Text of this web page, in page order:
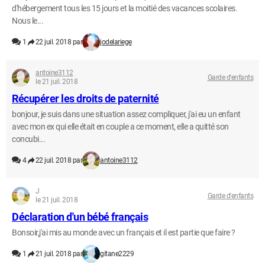
d'hébergement tous les 15 jours et la moitié des vacances scolaires.
Nous le...
1 22 juil. 2018 par jodelariege
antoine3112
le 21 juil. 2018
Garde d'enfants
Récupérer les droits de paternité
bonjour, je suis dans une situation assez compliquer, j'ai eu un enfant
avec mon ex qui elle était en couple a ce moment, elle a quitté son
concubi...
4 22 juil. 2018 par antoine3112
J
le 21 juil. 2018
Garde d'enfants
Déclaration d'un bébé français
Bonsoir,j'ai mis au monde avec un français et il est partie que faire ?
1 21 juil. 2018 par gitane2229